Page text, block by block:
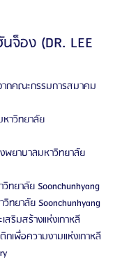
อง (DR. LEE
กคณะกรรมการสมาคม
าวิทยาลัย
พยาบาลมหาวิทยาลัย
ยาลัย Soonchunhyang
ทยาลัย Soonchunhyang
ริมสร้างแห่งเกาหลี
พื่อความงามแห่งเกาหลี